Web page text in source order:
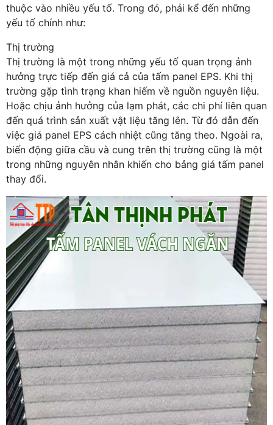
thuộc vào nhiều yếu tố. Trong đó, phải kể đến những
yếu tố chính như:
Thị trường
Thị trường là một trong những yếu tố quan trọng ảnh
hưởng trực tiếp đến giá cả của tấm panel EPS. Khi thị
trường gặp tình trạng khan hiếm về nguồn nguyên liệu.
Hoặc chịu ảnh hưởng của lạm phát, các chi phí liên quan
đến quá trình sản xuất vật liệu tăng lên. Từ đó dẫn đến
việc giá panel EPS cách nhiệt cũng tăng theo. Ngoài ra,
biến động giữa cầu và cung trên thị trường cũng là một
trong những nguyên nhân khiến cho bảng giá tấm panel
thay đổi.